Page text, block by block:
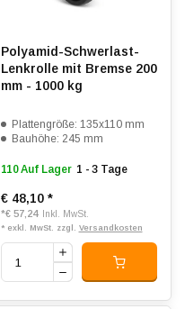
Polyamid-Schwerlast-
Lenkrolle mit Bremse 200
mm - 1000 kg
Plattengröße: 135x110 mm
Bauhöhe: 245 mm
110 Auf Lager 1 - 3 Tage
€ 48,10 *
*€ 57,24 Inkl. MwSt.
* exkl. MwSt. zzgl. Versandkosten